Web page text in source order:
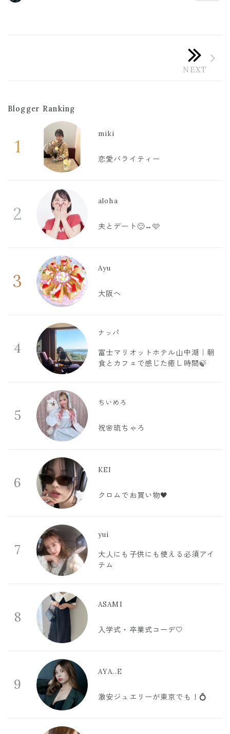
Blogger Ranking
1
miki
恋愛バライティー
2
aloha
夫とデート🙂‍↔️🩷
3
Ayu
大阪へ
4
ナッパ
富士マリオットホテル山中湖｜朝
食とカフェで感じた癒し時間🍃
5
ちいめろ
祝🌸琉ちゃろ
6
KEI
クロムでお買い物🖤
7
yui
大人にも子供にも使える必須アイ
テム
8
ASAMI
入学式・卒業式コーデ🤍
9
AYA..E
激安ジュエリーが東京でも！💍